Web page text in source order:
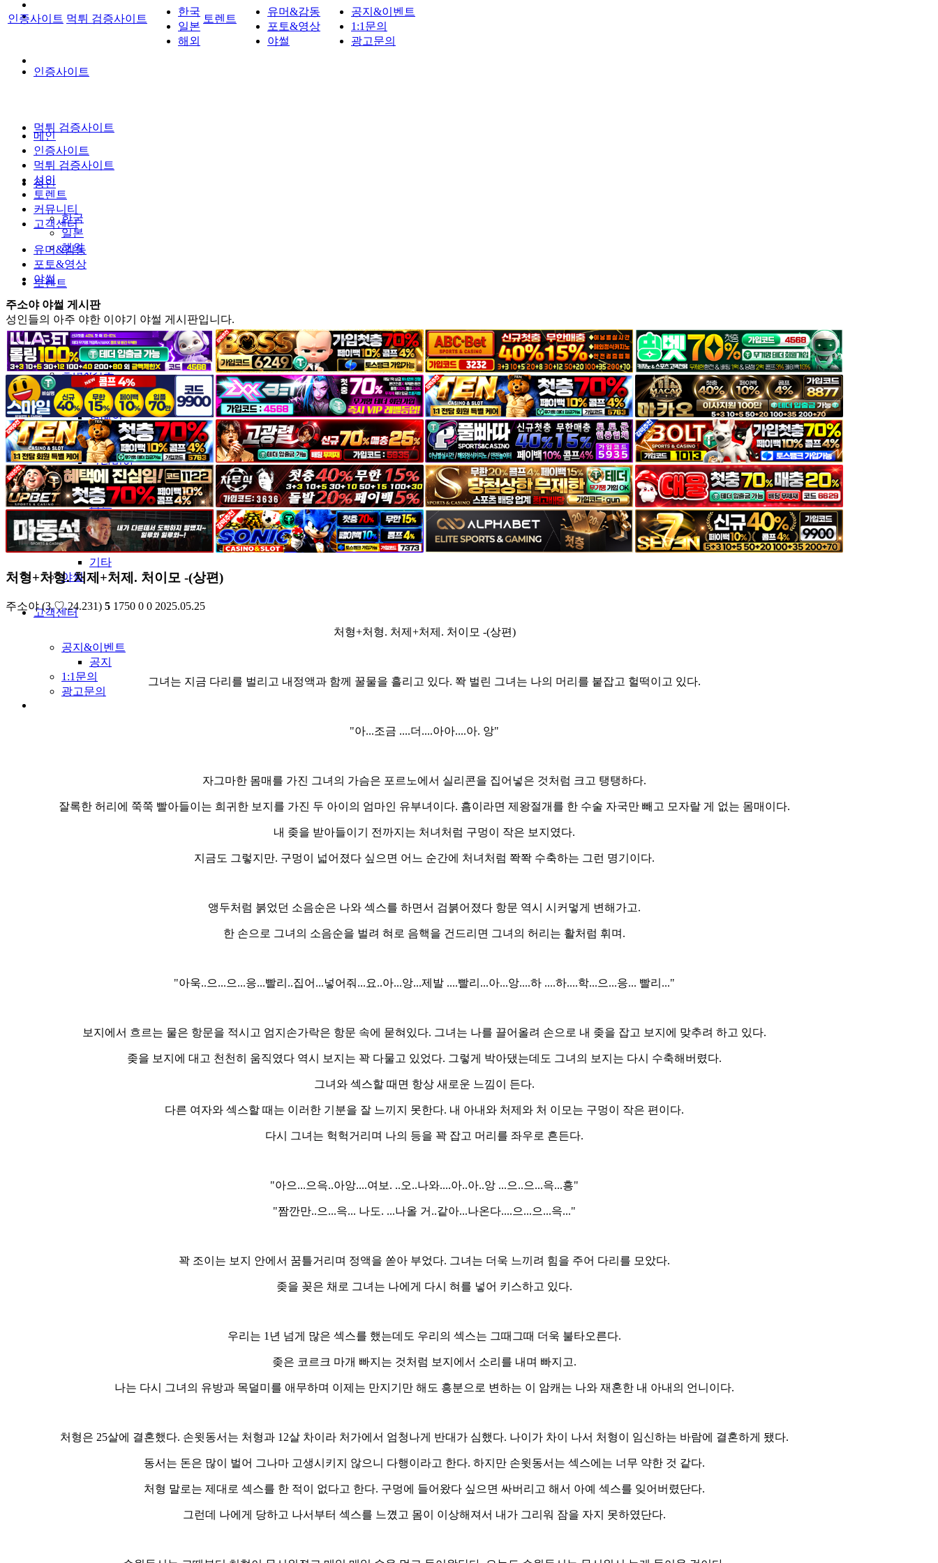
인증사이트
먹튀 검증사이트
성인
한국
일본
해외
토렌트
커뮤니티
유머&감동
포토&영상
일반인
연예인
서양
모델
그라비아
코스프레
BJ
품번
후방주의
움짤
스포츠
기타
야썰
고객센터
공지&이벤트
공지
1:1문의
광고문의
인증사이트 먹튀 검증사이트
한국
일본
해외
토렌트
유머&감동
포토&영상
야썰
공지&이벤트
1:1문의
광고문의
메인
인증사이트
먹튀 검증사이트
성인
토렌트
커뮤니티
고객센터
유머&감동
포토&영상
야썰
주소야 야썰 게시판
성인들의 아주 야한 이야기 야썰 게시판입니다.
처형+처형. 처제+처제. 처이모 -(상편)
주소야 (3.♡.24.231) 5 1750 0 0 2025.05.25
처형+처형. 처제+처제. 처이모 -(상편)
그녀는 지금 다리를 벌리고 내정액과 함께 꿀물을 흘리고 있다. 쫙 벌린 그녀는 나의 머리를 붙잡고 헐떡이고 있다.
"아...조금 ....더....아아....아. 앙"
자그마한 몸매를 가진 그녀의 가슴은 포르노에서 실리콘을 집어넣은 것처럼 크고 탱탱하다.
잘록한 허리에 쭉쭉 빨아들이는 희귀한 보지를 가진 두 아이의 엄마인 유부녀이다. 흠이라면 제왕절개를 한 수술 자국만 빼고 모자랄 게 없는 몸매이다.
내 좆을 받아들이기 전까지는 처녀처럼 구멍이 작은 보지였다.
지금도 그렇지만. 구멍이 넓어졌다 싶으면 어느 순간에 처녀처럼 쫙쫙 수축하는 그런 명기이다.
앵두처럼 붉었던 소음순은 나와 섹스를 하면서 검붉어졌다 항문 역시 시커멓게 변해가고.
한 손으로 그녀의 소음순을 벌려 혀로 음핵을 건드리면 그녀의 허리는 활처럼 휘며.
"아욱..으...으...응...빨리..집어...넣어줘...요..아...앙...제발 ....빨리...아...앙....하 ....하....학...으...응... 빨리..."
보지에서 흐르는 물은 항문을 적시고 엄지손가락은 항문 속에 묻혀있다. 그녀는 나를 끌어올려 손으로 내 좆을 잡고 보지에 맞추려 하고 있다.
좆을 보지에 대고 천천히 움직였다 역시 보지는 꽉 다물고 있었다. 그렇게 박아댔는데도 그녀의 보지는 다시 수축해버렸다.
그녀와 섹스할 때면 항상 새로운 느낌이 든다.
다른 여자와 섹스할 때는 이러한 기분을 잘 느끼지 못한다. 내 아내와 처제와 처 이모는 구멍이 작은 편이다.
다시 그녀는 헉헉거리며 나의 등을 꽉 잡고 머리를 좌우로 흔든다.
"아으...으윽..아앙....여보. ..오..나와....아..아..앙 ...으..으...윽...흥"
"짬깐만..으...윽... 나도. ...나올 거..같아...나온다....으...으...윽..."
꽉 조이는 보지 안에서 꿈틀거리며 정액을 쏟아 부었다. 그녀는 더욱 느끼려 힘을 주어 다리를 모았다.
좆을 꽂은 채로 그녀는 나에게 다시 혀를 넣어 키스하고 있다.
우리는 1년 넘게 많은 섹스를 했는데도 우리의 섹스는 그때그때 더욱 불타오른다.
좆은 코르크 마개 빠지는 것처럼 보지에서 소리를 내며 빠지고.
나는 다시 그녀의 유방과 목덜미를 애무하며 이제는 만지기만 해도 흥분으로 변하는 이 암캐는 나와 재혼한 내 아내의 언니이다.
처형은 25살에 결혼했다. 손윗동서는 처형과 12살 차이라 처가에서 엄청나게 반대가 심했다. 나이가 차이 나서 처형이 임신하는 바람에 결혼하게 됐다.
동서는 돈은 많이 벌어 그나마 고생시키지 않으니 다행이라고 한다. 하지만 손윗동서는 섹스에는 너무 약한 것 같다.
처형 말로는 제대로 섹스를 한 적이 없다고 한다. 구멍에 들어왔다 싶으면 싸버리고 해서 아예 섹스를 잊어버렸단다.
그런데 나에게 당하고 나서부터 섹스를 느꼈고 몸이 이상해져서 내가 그리워 잠을 자지 못하였단다.